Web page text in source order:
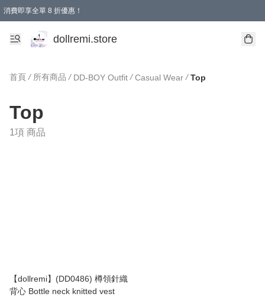
消費即享全單 8 折優惠！
購物滿 HKD 1500.00即享免運費優惠！（適用於 本地送貨、本地取貨、國際送貨 )
dollremi.store
首頁 / 所有商品 / DD-BOY Outfit / Casual Wear / Top
Top
1項 商品
【dollremi】(DD0486) 樽領針織
背心 Bottle neck knitted vest